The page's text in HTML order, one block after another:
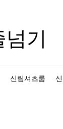
기
신림셔츠룸